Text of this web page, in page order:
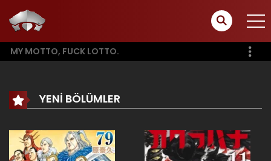
MY MOTTO, FUCK LOTTO.
YENI BÖLÜMLER